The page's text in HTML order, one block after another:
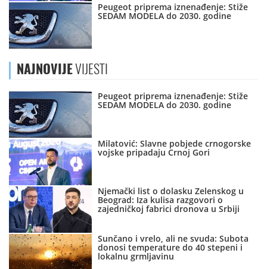
Peugeot priprema iznenađenje: Stiže
SEDAM MODELA do 2030. godine
NAJNOVIJEVIJESTI
Peugeot priprema iznenađenje: Stiže
SEDAM MODELA do 2030. godine
Milatović: Slavne pobjede crnogorske
vojske pripadaju Crnoj Gori
Njemački list o dolasku Zelenskog u
Beograd: Iza kulisa razgovori o
zajedničkoj fabrici dronova u Srbiji
Sunčano i vrelo, ali ne svuda: Subota
donosi temperature do 40 stepeni i
lokalnu grmljavinu